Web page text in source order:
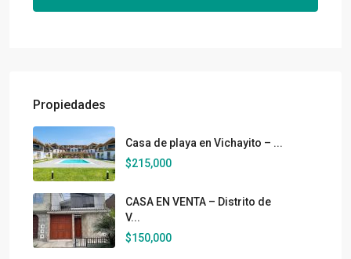
Propiedades
Casa de playa en Vichayito – ...
$215,000
CASA EN VENTA – Distrito de
V...
$150,000